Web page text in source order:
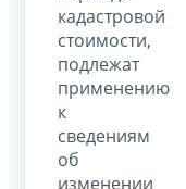
кадастровой
стоимости,
подлежат
применению
к
сведениям
об
изменении